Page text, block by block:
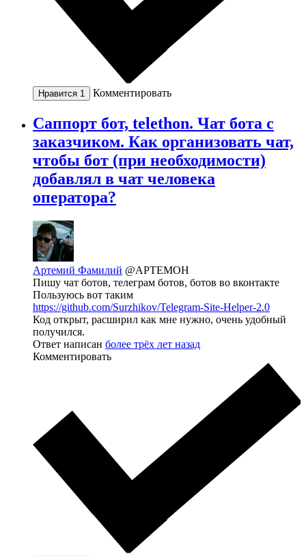
Нравится 1 Комментировать
Саппорт бот, telethon. Чат бота с
заказчиком. Как организовать чат,
чтобы бот (при необходимости)
добавлял в чат человека
оператора?
Артемий Фамилий @APTEMOH
Пишу чат ботов, телеграм ботов, ботов во вконтакте
Пользуюсь вот таким
https://github.com/Surzhikov/Telegram-Site-Helper-2.0
Код открыт, расширил как мне нужно, очень удобный
получился.
Ответ написан более трёх лет назад
Комментировать